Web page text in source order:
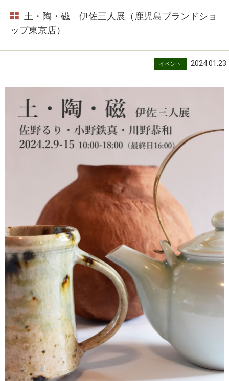
土・陶・磁 伊佐三人展（鹿児島ブランドショ
ップ東京店）
イベント 2024.01.23